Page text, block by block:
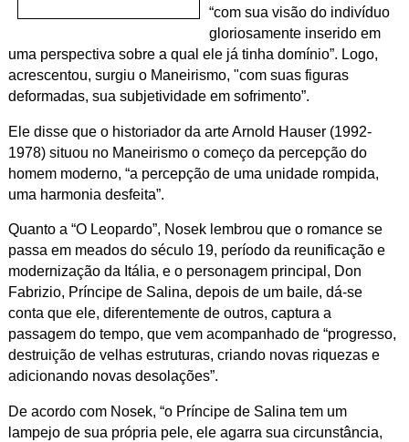
“com sua visão do indivíduo
gloriosamente inserido em
uma perspectiva sobre a qual ele já tinha domínio”. Logo,
acrescentou, surgiu o Maneirismo, "com suas figuras
deformadas, sua subjetividade em sofrimento”.
Ele disse que o historiador da arte Arnold Hauser (1992-
1978) situou no Maneirismo o começo da percepção do
homem moderno, “a percepção de uma unidade rompida,
uma harmonia desfeita”.
Quanto a “O Leopardo”, Nosek lembrou que o romance se
passa em meados do século 19, período da reunificação e
modernização da Itália, e o personagem principal, Don
Fabrizio, Príncipe de Salina, depois de um baile, dá-se
conta que ele, diferentemente de outros, captura a
passagem do tempo, que vem acompanhado de “progresso,
destruição de velhas estruturas, criando novas riquezas e
adicionando novas desolações”.
De acordo com Nosek, “o Príncipe de Salina tem um
lampejo de sua própria pele, ele agarra sua circunstância,